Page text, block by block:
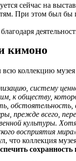
сейчас на
При этом был бы
кимоно
коллекцию
систему
к обществу,
прежде всего,
культуры.
восприятия
коллекция
сохранность